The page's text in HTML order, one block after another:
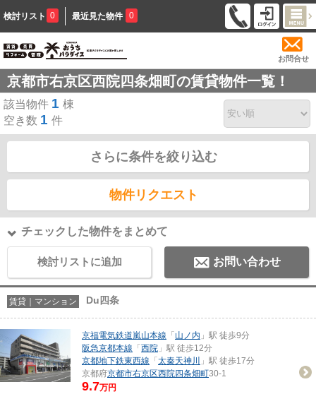
検討リスト 0 最近見た物件 0
お問合せ
京都市右京区西院四条畑町の賃貸物件一覧！
該当物件 1 棟
空き数 1 件
さらに条件を絞り込む
物件リクエスト
チェックした物件をまとめて
検討リストに追加 お問い合わせ
賃貸｜マンション Du四条
京福電気鉄道嵐山本線 「 山ノ内 」駅 徒歩9分
阪急京都本線 「 西院 」駅 徒歩12分
京都地下鉄東西線 「 太秦天神川
」駅 徒歩17分
京都府京都市右京区西院四条畑町30-1
9.7万円